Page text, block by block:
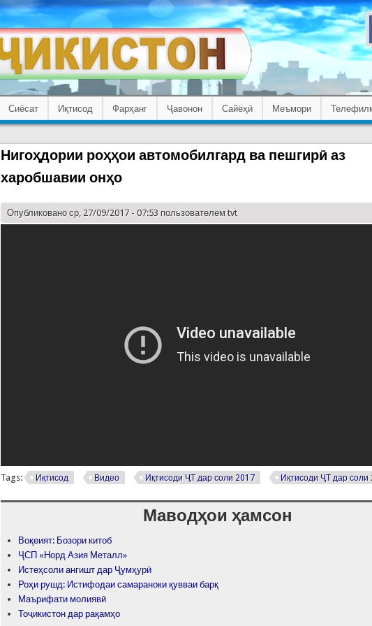
Сиёсат Иқтисод Фарҳанг Ҷавонон Сайёҳӣ Меъмори
Нигоҳдории роҳҳои автомобилгард ва пешгирӣ аз
харобшавии онҳо
Опубликовано ср, 27/09/2017 - 07:53 пользователемtvt
Tags: Иқтисод Видео Иқтисоди ҶТ дар соли 2017 Иқтисоди ҶТ дар соли
Маводҳои ҳамсон
Воқеият: Бозори китоб
ҶСП «Норд Азия Металл»
Истеҳсоли ангишт дар Ҷумҳурӣ
Роҳи рушд: Истифодаи самараноки қувваи барқ
Маърифати молиявӣ
Тоҷикистон дар рақамҳо